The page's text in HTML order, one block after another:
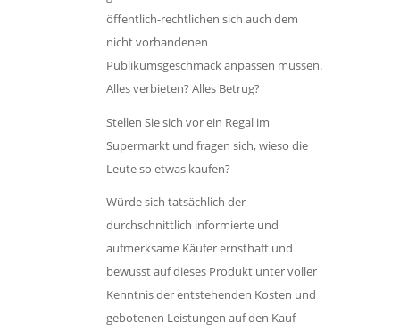
öffentlich-rechtlichen sich auch dem
nicht vorhandenen
Publikumsgeschmack anpassen müssen.
Alles verbieten? Alles Betrug?
Stellen Sie sich vor ein Regal im
Supermarkt und fragen sich, wieso die
Leute so etwas kaufen?
Würde sich tatsächlich der
durchschnittlich informierte und
aufmerksame Käufer ernsthaft und
bewusst auf dieses Produkt unter voller
Kenntnis der entstehenden Kosten und
gebotenen Leistungen auf den Kauf